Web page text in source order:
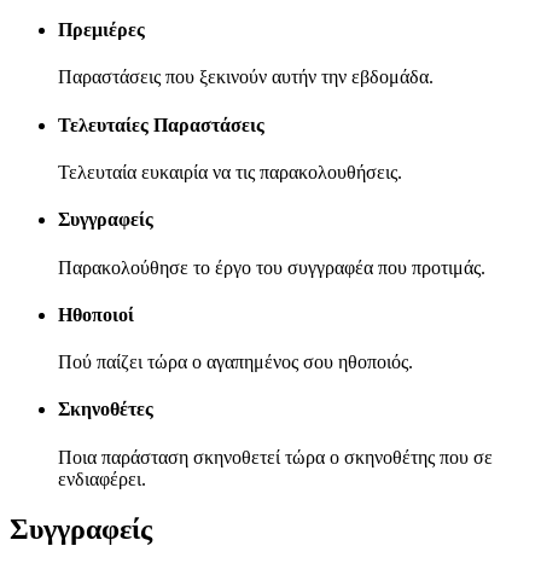
Πρεμιέρες
Παραστάσεις που ξεκινούν αυτήν την εβδομάδα.
Τελευταίες Παραστάσεις
Τελευταία ευκαιρία να τις παρακολουθήσεις.
Συγγραφείς
Παρακολούθησε το έργο του συγγραφέα που προτιμάς.
Ηθοποιοί
Πού παίζει τώρα ο αγαπημένος σου ηθοποιός.
Σκηνοθέτες
Ποια παράσταση σκηνοθετεί τώρα ο σκηνοθέτης που σε
ενδιαφέρει.
Συγγραφείς